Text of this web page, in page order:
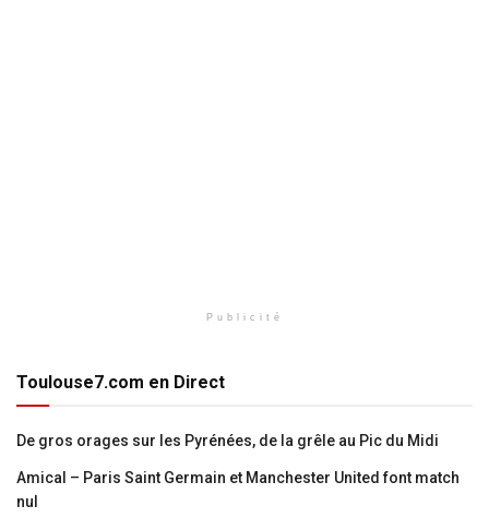
Publicité
Toulouse7.com en Direct
De gros orages sur les Pyrénées, de la grêle au Pic du Midi
Amical – Paris Saint Germain et Manchester United font match
nul